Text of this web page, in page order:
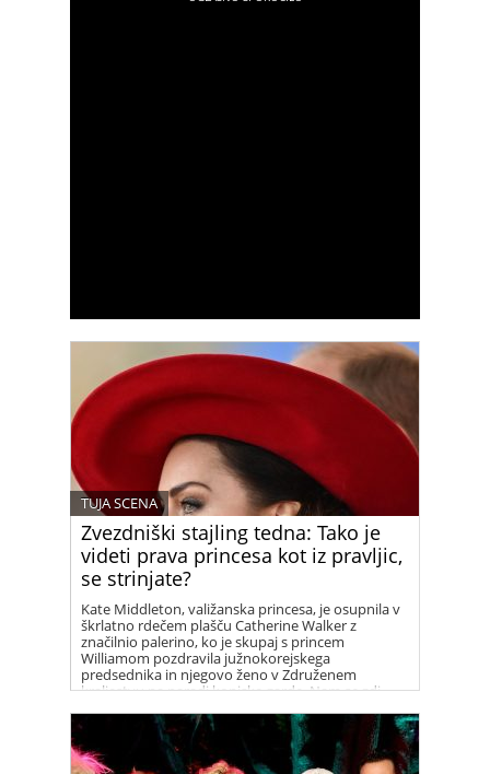
Zvezdniški stajling tedna: Tako je
videti prava princesa kot iz pravljic,
se strinjate?
TUJA SCENA
Kate Middleton, valižanska princesa, je osupnila v
škrlatno rdečem plašču Catherine Walker z
značilnio palerino, ko je skupaj s princem
Williamom pozdravila južnokorejskega
predsednika in njegovo ženo v Združenem
kraljestvu na paradi konjske garde. Nam se zdi